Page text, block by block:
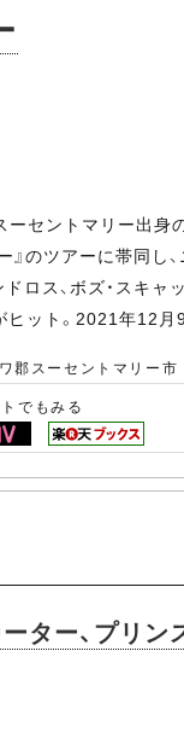
セントマリー出身
のツアーに帯同し
ロス、ボズ・スキ
ヒット。2021年12月
郡スーセントマリー市
でもみる
ター、プリ